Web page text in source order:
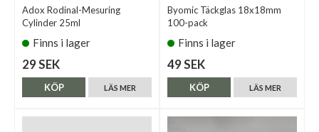
Adox Rodinal-Mesuring
Cylinder 25ml
Finns i lager
29 SEK
LÄS MER
KÖP
Byomic Täckglas 18x18mm
100-pack
Finns i lager
49 SEK
LÄS MER
KÖP